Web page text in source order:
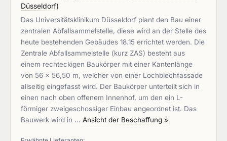
Düsseldorf)
Das Universitätsklinikum Düsseldorf plant den Bau einer
zentralen Abfallsammelstelle, diese wird an der Stelle des
heute bestehenden Gebäudes 18.15 errichtet werden. Die
Zentrale Abfallsammelstelle (kurz ZAS) besteht aus
einem rechteckigen Baukörper mit einer Kantenlänge
von 56 x 56,50 m, welcher von einer Lochblechfassade
allseitig eingefasst wird. Der Baukörper unterteilt sich in
einen nach oben offenem Innenhof, um den ein L-
förmiger zweigeschossiger Einbau angeordnet ist. Das
Bauwerk wird in … Ansicht der Beschaffung »